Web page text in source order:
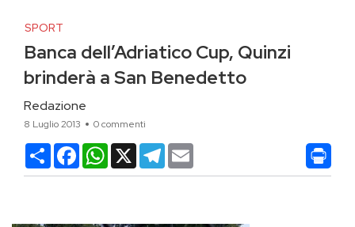
SPORT
Banca dell’Adriatico Cup, Quinzi
brinderà a San Benedetto
Redazione
8 Luglio 2013 0 commenti
CondividiFacebookWhatsApp
X Telegram